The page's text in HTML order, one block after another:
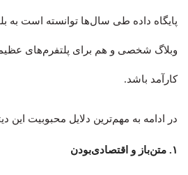
پایگاه داده طی سال‌ها توانسته است به
وبلاگ شخصی و هم برای پلتفرم‌های
کارآمد باشد.
در ادامه به مهم‌ترین دلایل محبوبیت این
۱. متن‌باز و اقتصادی‌بودن